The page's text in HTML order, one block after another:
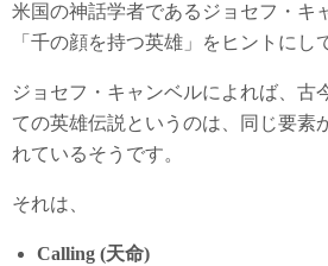
米国の神話学者であるジョセフ・キ
「千の顔を持つ英雄」をヒントにし
ジョセフ・キャンベルによれば、古
ての英雄伝説というのは、同じ要素
れているそうです。
それは、
Calling (天命)